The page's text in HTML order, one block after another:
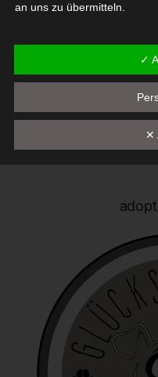
an uns zu übermitteln.
Die Datenschutzerklärung
durch den Europäischen
beim Erlass der
verwendet wurden. Unsere
Begrifflichkeiten erläutern.
die folgenden Begriffe:
a)
Personenbezogene
sich auf eine
Person (im
identifizierbar wird
direkt oder indirekt,
✓
✕